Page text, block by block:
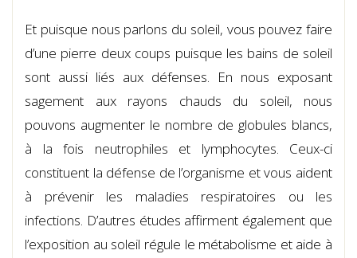
Et puisque nous parlons du soleil, vous pouvez faire
d’une pierre deux coups puisque les bains de soleil
sont aussi liés aux défenses. En nous exposant
sagement aux rayons chauds du soleil, nous
pouvons augmenter le nombre de globules blancs,
à la fois neutrophiles et lymphocytes. Ceux-ci
constituent la défense de l’organisme et vous aident
à prévenir les maladies respiratoires ou les
infections. D’autres études affirment également que
l’exposition au soleil régule le métabolisme et aide à